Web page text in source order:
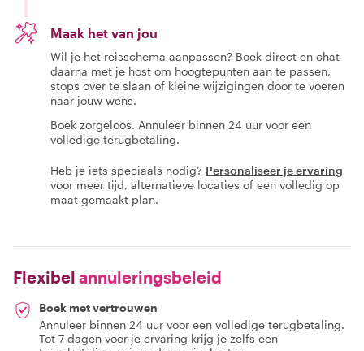
Maak het van jou
Wil je het reisschema aanpassen? Boek direct en chat
daarna met je host om hoogtepunten aan te passen,
stops over te slaan of kleine wijzigingen door te voeren
naar jouw wens.
Boek zorgeloos. Annuleer binnen 24 uur voor een
volledige terugbetaling.
Heb je iets speciaals nodig? Personaliseer je ervaring
voor meer tijd, alternatieve locaties of een volledig op
maat gemaakt plan.
Flexibel annuleringsbeleid
Boek met vertrouwen
Annuleer binnen 24 uur voor een volledige terugbetaling.
Tot 7 dagen voor je ervaring krijg je zelfs een